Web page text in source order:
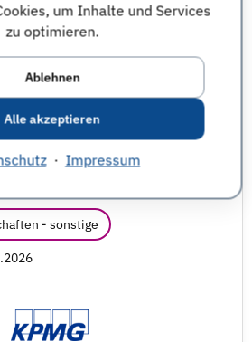
um Inhalte und Services
zu optimieren.
Ablehnen
Alle akzeptieren
· Impressum
Berlin
am Main und weitere
Mathematik
- sonstige